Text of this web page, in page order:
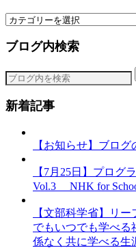
カ
ゴ
ー
ブログ内検索
新着記事
【お知らせ】ブロ
【7月25日】プログ
Vol.3 NHK for
【文部科学省】リ
でもいつでも学べ
係なく共に学べる生